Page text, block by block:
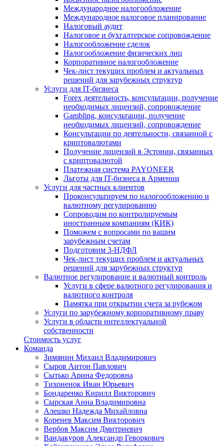
Международное налогообложение
Международное налоговое планирование
Налоговый аудит
Налоговое и бухгалтерское сопровождение
Налогообложение сделок
Налогообложение физических лиц
Корпоративное налогообложение
Чек-лист текущих проблем и актуальных
решений для зарубежных структур
Услуги для IT-бизнеса
Forex деятельность, консультации, получение
необходимых лицензий, сопровождение
Gambling, консультации, получение
необходимых лицензий, сопровождение
Консультации по деятельности, связанной с
криптовалютами
Получение лицензий в Эстонии, связанных
с криптовалютой
Платежная система PAYONEER
Льготы для IT-бизнеса в Армении
Услуги для частных клиентов
Проконсультируем по налогообложению и
валютному регулированию
Сопроводим по контролируемым
иностранным компаниям (КИК)
Поможем с вопросами по вашим
зарубежным счетам
Подготовим 3-НДФЛ
Чек-лист текущих проблем и актуальных
решений для зарубежных структур
Валютное регулирование и валютный контроль
Услуги в сфере валютного регулирования и
валютного контроля
Памятка при открытии счета за рубежом
Услуги по зарубежному корпоративному праву
Услуги в области интеллектуальной
собственности
Стоимость услуг
Команда
Зимянин Михаил Владимирович
Сыров Антон Павлович
Сытько Арина Федоровна
Тихоненок Иван Юрьевич
Бондаренко Кирилл Викторович
Сырская Анна Владимировна
Алешко Надежда Михайловна
Коренев Максим Викторович
Вербов Максим Дмитриевич
Вандакуров Александр Геворкович